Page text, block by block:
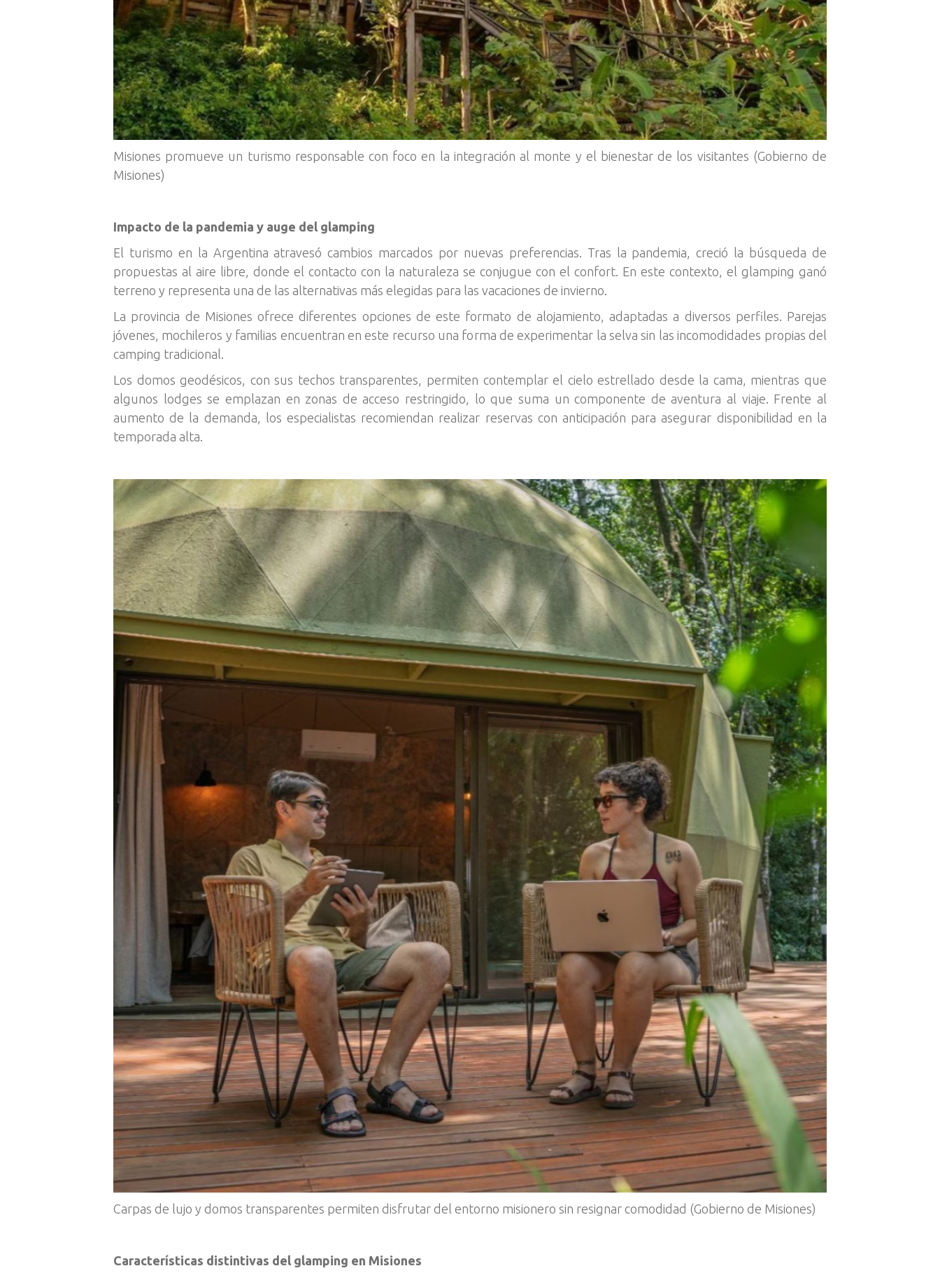
Misiones promueve un turismo responsable con foco en la integración al monte y el bienestar de los visitantes (Gobierno de
Misiones)
Impacto de la pandemia y auge del glamping
El turismo en la Argentina atravesó cambios marcados por nuevas preferencias. Tras la pandemia, creció la búsqueda de
propuestas al aire libre, donde el contacto con la naturaleza se conjugue con el confort. En este contexto, el glamping ganó
terreno y representa una de las alternativas más elegidas para las vacaciones de invierno.
La provincia de Misiones ofrece diferentes opciones de este formato de alojamiento, adaptadas a diversos perfiles. Parejas
jóvenes, mochileros y familias encuentran en este recurso una forma de experimentar la selva sin las incomodidades propias del
camping tradicional.
Los domos geodésicos, con sus techos transparentes, permiten contemplar el cielo estrellado desde la cama, mientras que
algunos lodges se emplazan en zonas de acceso restringido, lo que suma un componente de aventura al viaje. Frente al
aumento de la demanda, los especialistas recomiendan realizar reservas con anticipación para asegurar disponibilidad en la
temporada alta.
Carpas de lujo y domos transparentes permiten disfrutar del entorno misionero sin resignar comodidad (Gobierno de Misiones)
Características distintivas del glamping en Misiones